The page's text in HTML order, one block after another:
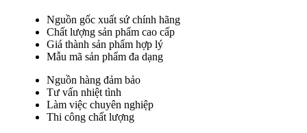
Nguồn gốc xuất sứ chính hãng
Chất lượng sản phẩm cao cấp
Giá thành sản phẩm hợp lý
Mẫu mã sản phẩm đa dạng
Nguồn hàng đảm bảo
Tư vấn nhiệt tình
Làm việc chuyên nghiệp
Thi công chất lượng